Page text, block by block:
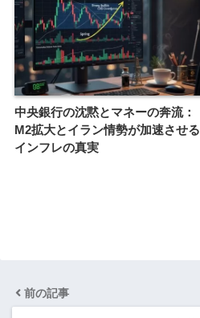
中央銀行の沈黙とマネーの奔流：
M2拡大とイラン情勢が加速させる
インフレの真実
前の記事